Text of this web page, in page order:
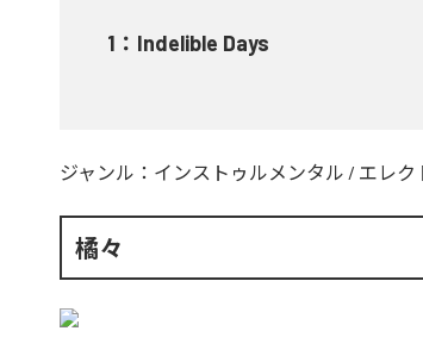
1 ： Indelible Days
ジャンル： インストゥルメンタル / エレク
橘々